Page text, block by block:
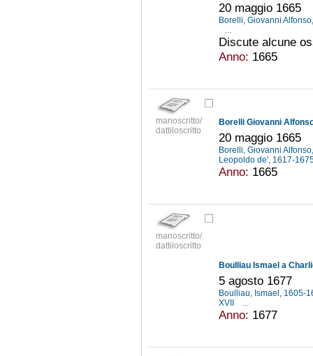
20 maggio 1665
Borelli, Giovanni
...
Discute alcune
Anno: 1665
manoscritto/
dattiloscritto
Borelli Giovanni
20 maggio 1665
Borelli, Giovanni
Leopoldo de', 1617-
Anno: 1665
manoscritto/
dattiloscritto
Boulliau Ismael a
5 agosto 1677
Boulliau, Ismael, 1605-
XVII
...
Anno: 1677